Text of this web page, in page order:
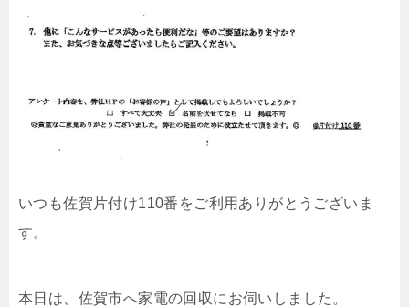
いつも佐賀片付け110番をご利用ありがとうございま
す。
本日は、佐賀市へ家電の回収にお伺いしました。